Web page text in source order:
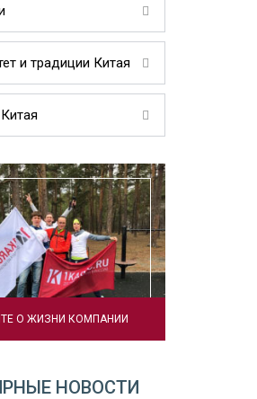
и традиции Китая
О ЖИЗНИ КОМПАНИИ
НОВОСТИ